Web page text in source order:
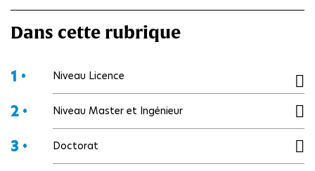
Dans cette rubrique
1 • Niveau Licence
2 • Niveau Master et Ingénieur
3 • Doctorat